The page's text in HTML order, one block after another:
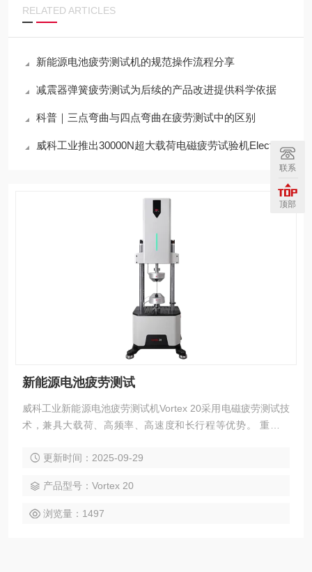
RELATED ARTICLES
新能源电池疲劳测试机的规范操作流程分享
减震器弹簧疲劳测试为后续的产品改进提供科学依据
科普｜三点弯曲与四点弯曲在疲劳测试中的区别
威科工业推出30000N超大载荷电磁疲劳试验机ElectroFati 5130
新能源电池疲劳测试
威科工业新能源电池疲劳测试机Vortex 20采用电磁疲劳测试技
术，兼具大载荷、高频率、高速度和长行程等优势。 重要参
率(Max)：100Hz 线速度(Max)：1.0m/s 行程：±40mm
更新时间：2025-09-29
产品型号：Vortex 20
浏览量：1497
联系
顶部